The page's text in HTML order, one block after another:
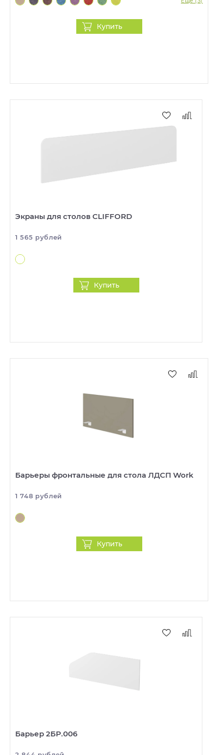
Купить
Экраны для столов CLIFFORD
1 565 рублей
Купить
Барьеры фронтальные для стола ЛДСП Work
1 748 рублей
Купить
Барьер 2БР.006